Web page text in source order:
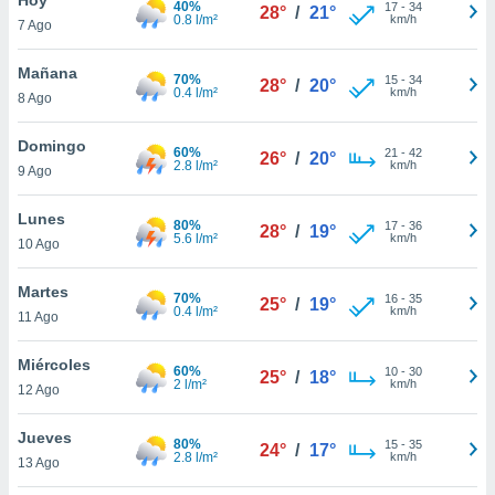
en
más
nuestra
de
cookies
aceptar
7 Ago
40%
0.8 l/m²
28° / 21° 17- 34
km/h
Mañana
8 Ago
70%
0.4 l/m²
28° / 20° 15- 34
km/h
Domingo
9 Ago
60%
2.8 l/m²
26° / 20° 21 - 42
km/h
Lunes
10 Ago
80%
5.6 l/m²
28° / 19° 17- 36
km/h
Martes
11 Ago
70%
0.4 l/m²
25° / 19° 16- 35
km/h
Miércoles
12 Ago
60%
2 l/m²
25° / 18° 10- 30
km/h
Jueves
13 Ago
80%
2.8 l/m²
24° / 17° 15- 35
km/h